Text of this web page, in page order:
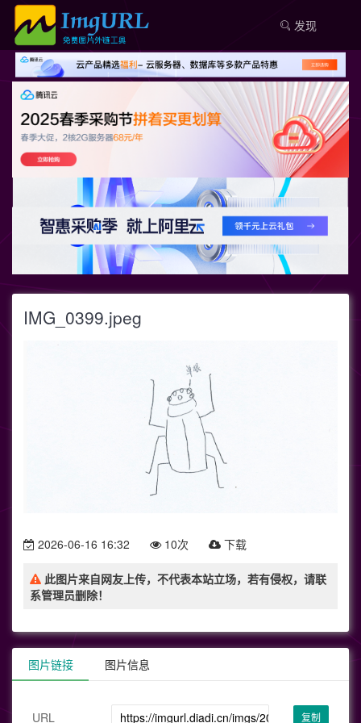
发现
IMG_0399.jpeg
2026-06-16 16:32 10次 下载
此图片来自网友上传，不代表本站立场，若有侵权，请联
系管理员删除！
图片链接 图片信息
URL 复制